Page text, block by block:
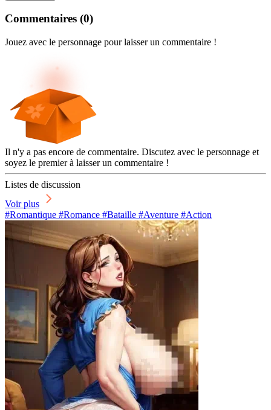
Commentaires (0)
Jouez avec le personnage pour laisser un commentaire !
Il n'y a pas encore de commentaire. Discutez avec le personnage et
soyez le premier à laisser un commentaire !
Listes de discussion
Voir plus
#Romantique #Romance #Bataille #Aventure #Action